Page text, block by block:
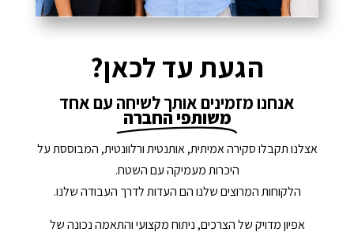
הגעת עד לכאן?
אנחנו מזמינים אותך לשיחה עם אחד
משותפי החברה
אצלנו תקבלו סקירה אמיתית, אותנטית ורלוונטית, המבוססת על
היכרות מעמיקה עם השטח.
הלקוחות המרוצים שלנו הם העדות לדרך העבודה שלנו.
אפיון מדויק של הצרכים, ניתוח מקצועי והתאמה נכונה של